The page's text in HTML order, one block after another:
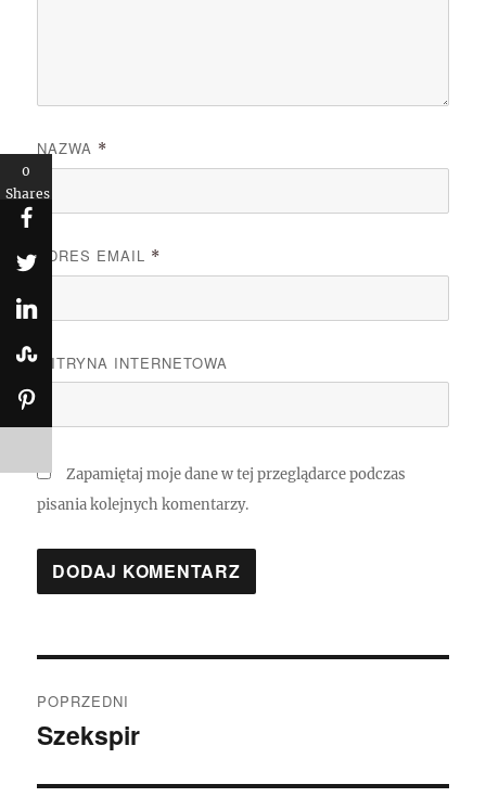
NAZWA *
ADRES EMAIL *
WITRYNA INTERNETOWA
Zapamiętaj moje dane w tej przeglądarce podczas
pisania kolejnych komentarzy.
wpisu
POPRZEDNI
Poprzedni
Szekspir
0
Shares